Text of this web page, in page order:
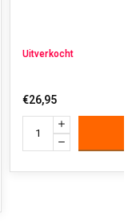
Uitverkocht
€26,95